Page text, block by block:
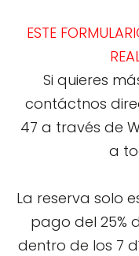
ESTE
Si quieres
contáctnos
47 a través de
a
La reserva solo
pago del 25%
dentro de los 7